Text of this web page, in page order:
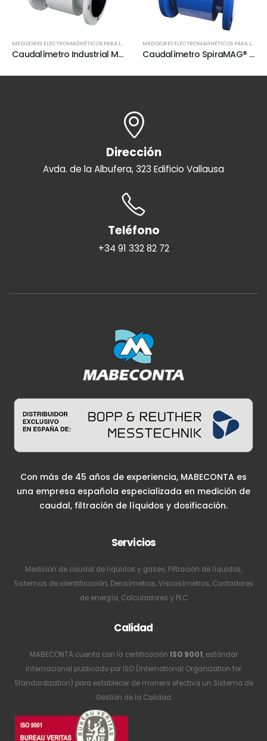
MEDIDORES ELECTROMAGNÉTICOS PARA LA MEDICIÓN EN CONTINUO
Caudalímetro Industrial MabeFlow de Mabeconta
MEDIDORES ELECTROMAGNÉTICOS PARA LA MEDICIÓN EN CONTINUO
Caudalímetro SpiraMAG® de Mabeconta – Bopp & Reuther
Dirección
Avda. de la Albufera, 323 Edificio Vallausa
Teléfono
+34 91 332 82 72
Con más de 45 años de experiencia, MABECONTA es
una empresa española especializada en medición de
caudal, filtración de líquidos y dosificación.
Servicios
Medición de caudal de líquidos y gases, Filtración de líquidos,
Sistemas de identificación, Densímetros, Viscosímetros, Contadores
de energía, Calculadores y PLC
Calidad
MABECONTA cuenta con la certificación ISO 9001, estándar
internacional publicado por ISO (International Organization for
Standardization) para establecer de manera efectiva un Sistema de
Gestión de la Calidad.